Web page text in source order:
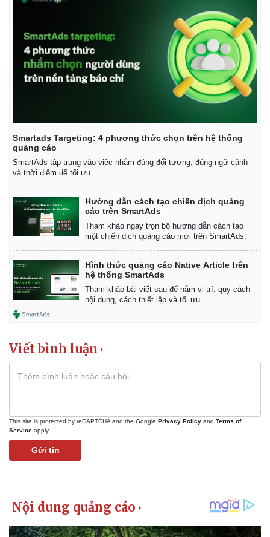
Bất động sản
Tỷ giá
Smartads Targeting: 4 phương thức chọn trên hệ thống
quảng cáo
SmartAds tập trung vào việc nhắm đúng đối tượng, đúng ngữ cảnh
và thời điểm để tối ưu.
Hướng dẫn cách tạo chiến dịch quảng
cáo trên SmartAds
Tham khảo ngay trọn bộ hướng dẫn cách tạo
một chiến dịch quảng cáo mới trên SmartAds.
Hình thức quảng cáo Native Article trên
hệ thống SmartAds
Tham khảo bài viết sau để nắm vị trí, quy cách
nội dung, cách thiết lập và tối ưu.
Viết bình luận
This site is protected by reCAPTCHA and the Google Privacy Policy and Terms of
Service apply.
Gửi tin